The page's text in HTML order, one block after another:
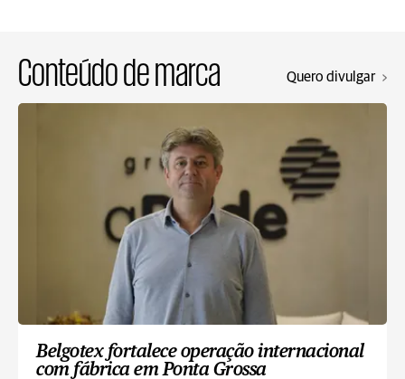
Conteúdo de marca Quero divulgar
Belgotex fortalece operação internacional
com fábrica em Ponta Grossa